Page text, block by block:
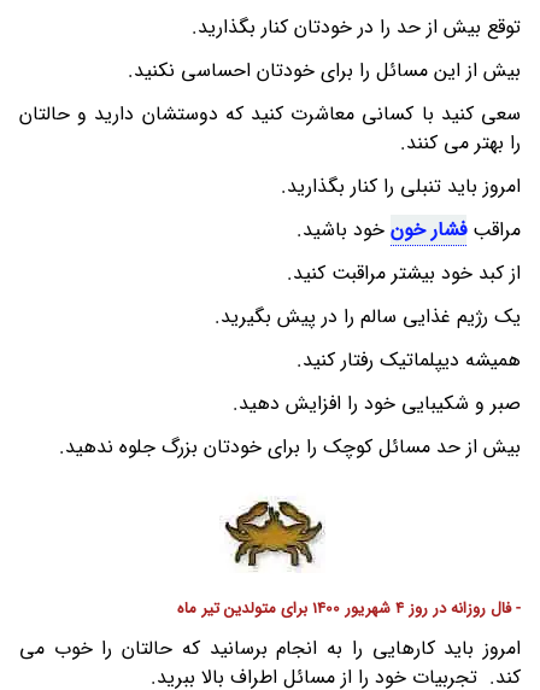
توقع بیش از حد را در خودتان کنار بگذارید.
بیش از این مسائل را برای خودتان احساسی نکنید.
سعی کنید با کسانی معاشرت کنید که دوستشان دارید و حالتان
را بهتر می کنند.
امروز باید تنبلی را کنار بگذارید.
مراقبفشار خون خود باشید.
از کبد خود بیشتر مراقبت کنید.
یک رژیم غذایی سالم را در پیش بگیرید.
همیشه دیپلماتیک رفتار کنید.
صبر و شکیبایی خود را افزایش دهید.
بیش از حد مسائل کوچک را برای خودتان بزرگ جلوه ندهید.
- فال روزانه در روز 4 شهریور 1400 برای متولدین تیر ماه
امروز باید کارهایی را به انجام برسانید که حالتان را خوب می
کند. تجربیات خود را از مسائل اطراف بالا ببرید.